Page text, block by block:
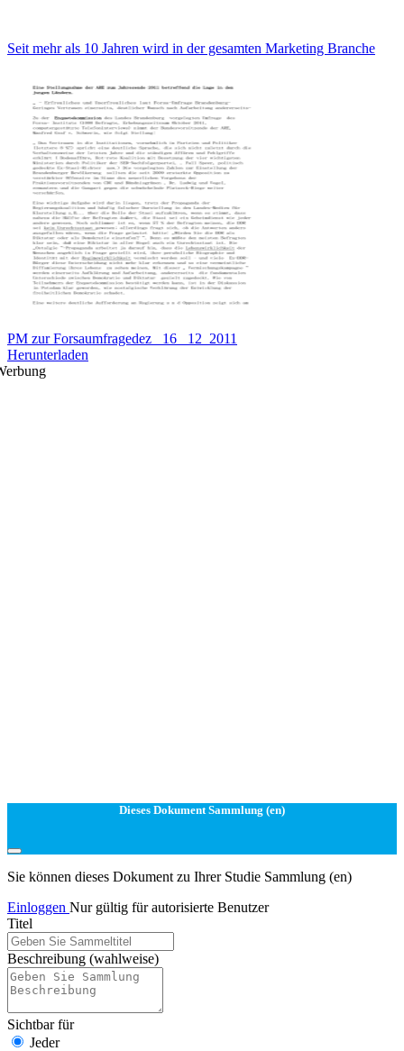
Seit mehr als 10 Jahren wird in der gesamten Marketing Branche
PM zur Forsaumfragedez_ 16 _12_2011
Herunterladen
Dieses Dokument Sammlung (en)
Sie können dieses Dokument zu Ihrer Studie Sammlung (en)
Einloggen Nur gültig für autorisierte Benutzer
Titel
Beschreibung (wahlweise)
Sichtbar für
Jeder